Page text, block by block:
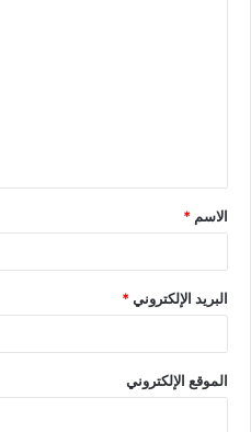
الاسم *
البريد الإلكتروني*
الموقع الإلكتروني